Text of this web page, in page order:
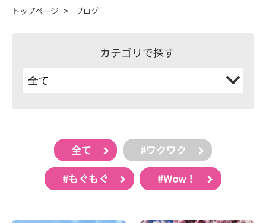
トップページ > ブログ
カテゴリで探す
全て #ワクワク
#もぐもぐ #Wow！